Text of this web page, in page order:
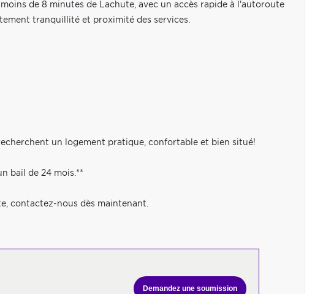
de 8 minutes de Lachute, avec un accès rapide à l'autoroute
tranquillité et proximité des services.
un logement pratique, confortable et bien situé!
bail de 24 mois.**
contactez-nous dès maintenant.
Demandez une soumission